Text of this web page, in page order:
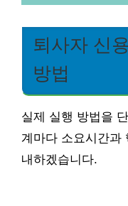
퇴사자 신
방법
실제 실행 방법을
계마다 소요시간과
내하겠습니다.